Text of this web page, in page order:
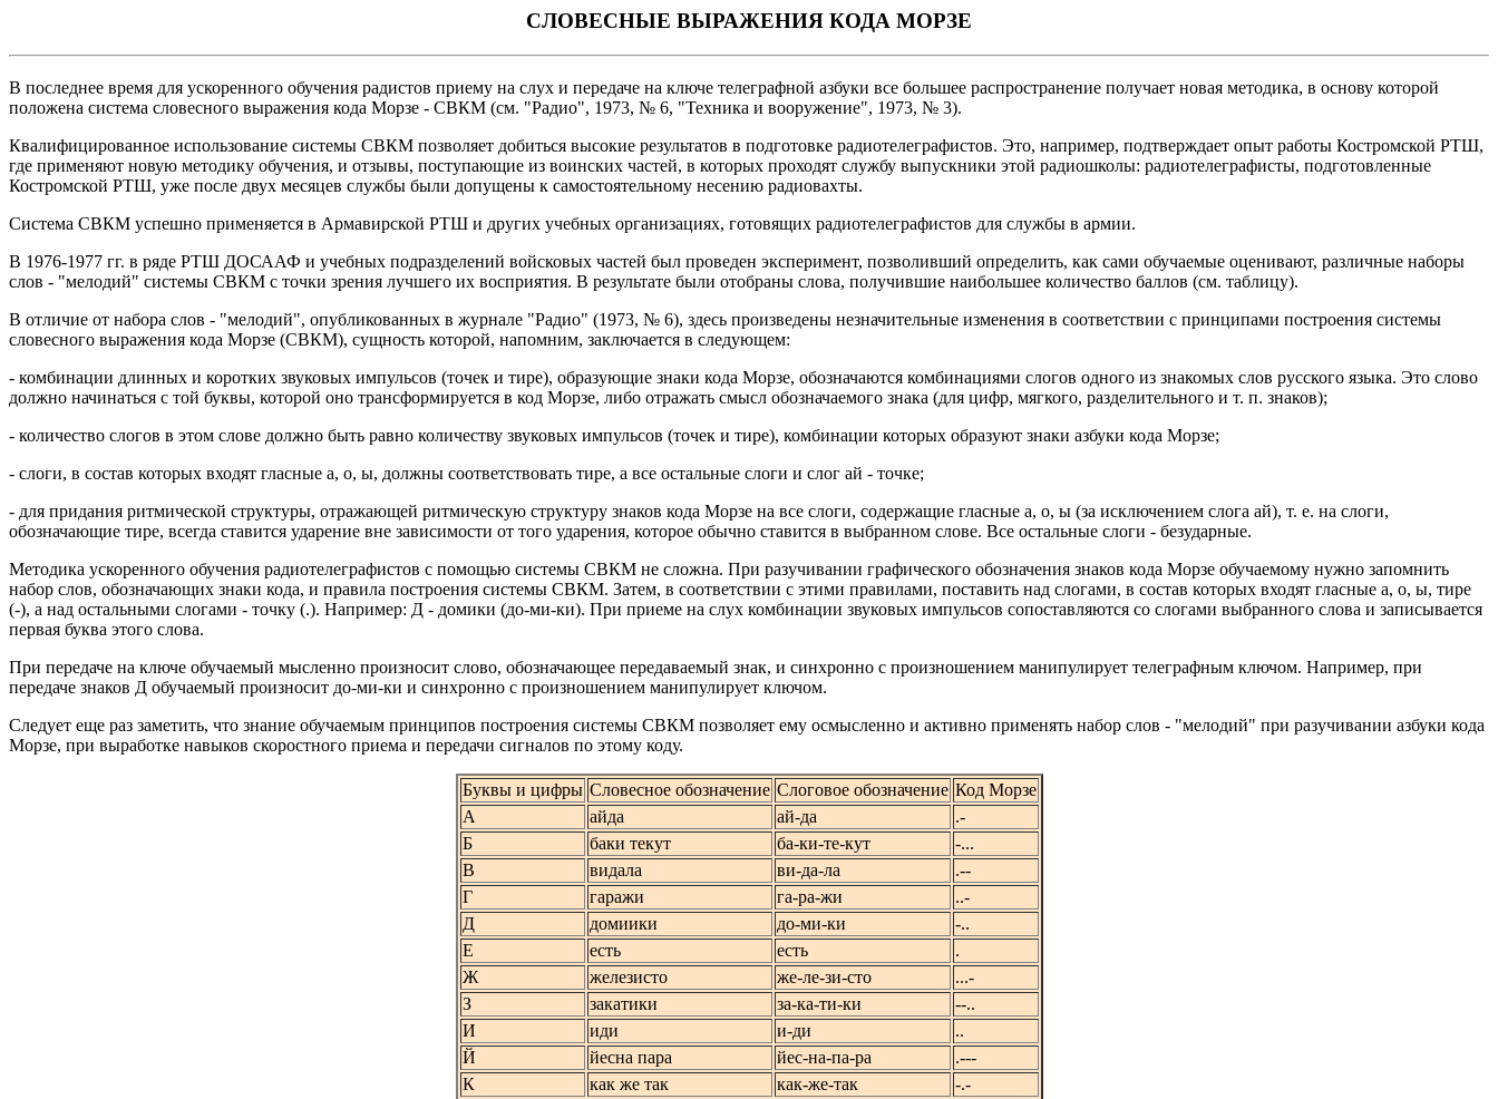
СЛОВЕСНЫЕ ВЫРАЖЕНИЯ КОДА МОРЗЕ
В последнее время для ускоренного обучения радистов приему на слух и передаче на ключе телеграфной азбуки все большее распространение получает новая методика, в основу которой
положена система словесного выражения кода Морзе - СВКМ (см. "Радио", 1973, № 6, "Техника и вооружение", 1973, № 3).
Квалифицированное использование системы СВКМ позволяет добиться высокие результатов в подготовке радиотелеграфистов. Это, например, подтверждает опыт работы Костромской РТШ,
где применяют новую методику обучения, и отзывы, поступающие из воинских частей, в которых проходят службу выпускники этой радиошколы: радиотелеграфисты, подготовленные
Костромской РТШ, уже после двух месяцев службы были допущены к самостоятельному несению радиовахты.
Система СВКМ успешно применяется в Армавирской РТШ и других учебных организациях, готовящих радиотелеграфистов для службы в армии.
В 1976-1977 гг. в ряде РТШ ДОСААФ и учебных подразделений войсковых частей был проведен эксперимент, позволивший определить, как сами обучаемые оценивают, различные наборы
слов - "мелодий" системы СВКМ с точки зрения лучшего их восприятия. В результате были отобраны слова, получившие наибольшее количество баллов (см. таблицу).
В отличие от набора слов - "мелодий", опубликованных в журнале "Радио" (1973, № 6), здесь произведены незначительные изменения в соответствии с принципами построения системы
словесного выражения кода Морзе (СВКМ), сущность которой, напомним, заключается в следующем:
- комбинации длинных и коротких звуковых импульсов (точек и тире), образующие знаки кода Морзе, обозначаются комбинациями слогов одного из знакомых слов русского языка. Это слово
должно начинаться с той буквы, которой оно трансформируется в код Морзе, либо отражать смысл обозначаемого знака (для цифр, мягкого, разделительного и т. п. знаков);
- количество слогов в этом слове должно быть равно количеству звуковых импульсов (точек и тире), комбинации которых образуют знаки азбуки кода Морзе;
- слоги, в состав которых входят гласные а, о, ы, должны соответствовать тире, а все остальные слоги и слог ай - точке;
- для придания ритмической структуры, отражающей ритмическую структуру знаков кода Морзе на все слоги, содержащие гласные а, о, ы (за исключением слога ай), т. е. на слоги,
обозначающие тире, всегда ставится ударение вне зависимости от того ударения, которое обычно ставится в выбранном слове. Все остальные слоги - безударные.
Методика ускоренного обучения радиотелеграфистов с помощью системы СВКМ не сложна. При разучивании графического обозначения знаков кода Морзе обучаемому нужно запомнить
набор слов, обозначающих знаки кода, и правила построения системы СВКМ. Затем, в соответствии с этими правилами, поставить над слогами, в состав которых входят гласные а, о, ы, тире
(-), а над остальными слогами - точку (.). Например: Д - домики (до-ми-ки). При приеме на слух комбинации звуковых импульсов сопоставляются со слогами выбранного слова и записывается
первая буква этого слова.
При передаче на ключе обучаемый мысленно произносит слово, обозначающее передаваемый знак, и синхронно с произношением манипулирует телеграфным ключом. Например, при
передаче знаков Д обучаемый произносит до-ми-ки и синхронно с произношением манипулирует ключом.
Следует еще раз заметить, что знание обучаемым принципов построения системы СВКМ позволяет ему осмысленно и активно применять набор слов - "мелодий" при разучивании азбуки кода
Морзе, при выработке навыков скоростного приема и передачи сигналов по этому коду.
Буквы и цифры Словесное обозначение Слоговое обозначение Код Морзе
А
айда ай-да
.-
Б
баки текут бa-ки-те-кут
-...
В
видала ви-да-ла
.--
Г
гаражи га-ра-жи
..-
Д
домиики до-ми-ки
-..
Е
есть есть
.
Ж
железисто же-ле-зи-сто
...-
З
закатики за-ка-ти-ки
--..
И
иди и-ди
..
Й
йесна пара йес-на-па-ра
.---
К
как же так как-же-так
-.-